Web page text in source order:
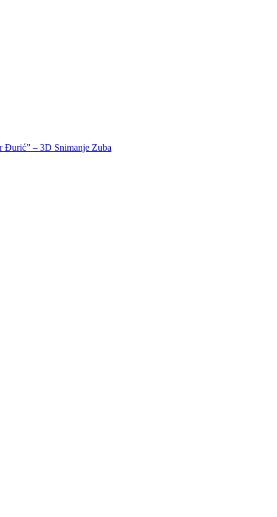
Đurić” – 3D Snimanje Zuba